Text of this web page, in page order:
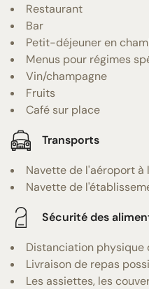
Restaurant
Bar
Petit-déjeuner en
Menus pour régimes
Vin/champagne
Fruits
Café sur place
Transports
Navette de l'aéroport à
Navette de
Sécurité des
Distanciation physique
Livraison de repas
Les assiettes, les